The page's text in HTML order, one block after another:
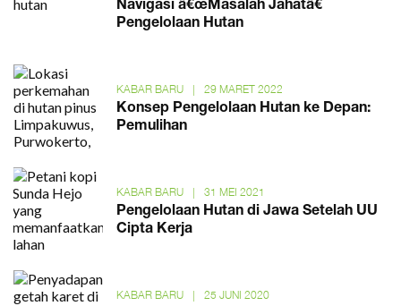
Navigasi â€œMasalah Jahatâ€
Pengelolaan Hutan
KABAR BARU | 29 MARET 2022
Konsep Pengelolaan Hutan ke Depan:
Pemulihan
KABAR BARU | 31 MEI 2021
Pengelolaan Hutan di Jawa Setelah UU
Cipta Kerja
KABAR BARU | 25 JUNI 2020